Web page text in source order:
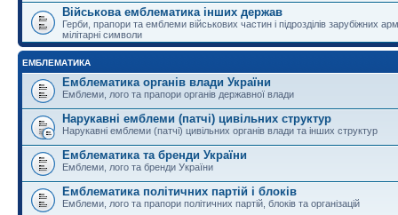
Військова емблематика інших держав
Герби, прапори та емблеми військових частин і підрозділів зарубіжних
мілітарні символи
ЕМБЛЕМАТИКА
Емблематика органів влади України
Емблеми, лого та прапори органів державної влади
Нарукавні емблеми (патчі) цивільних структур
Нарукавні емблеми (патчі) цивільних органів влади та інших структур
Емблематика та бренди України
Емблеми, лого та бренди України
Емблематика політичних партій і блоків
Емблеми, лого та прапори політичних партій, блоків та організацій